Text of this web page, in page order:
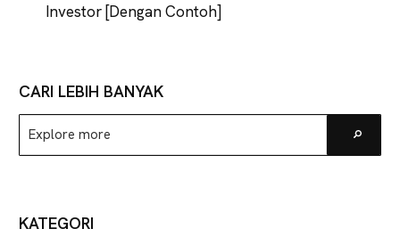
Investor [Dengan Contoh]
CARI LEBIH BANYAK
Explore
more
KATEGORI